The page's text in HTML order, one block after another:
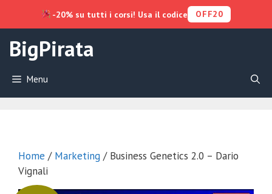
contenuto
BigPirata
Menu
Home / Marketing / Business Genetics 2.0 – Dario
Vignali
-20% su tutti i corsi! Usa il codice OFF20